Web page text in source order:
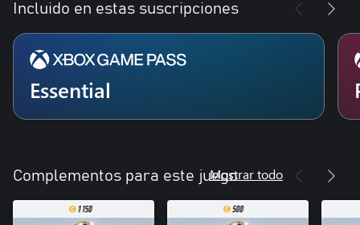
Incluido en estas suscripciones
Essential
Complementos para este juegoMostrar todo